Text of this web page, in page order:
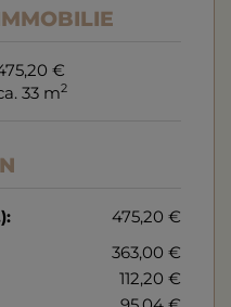
€
33 m2
475,20 €
363,00 €
112,20 €